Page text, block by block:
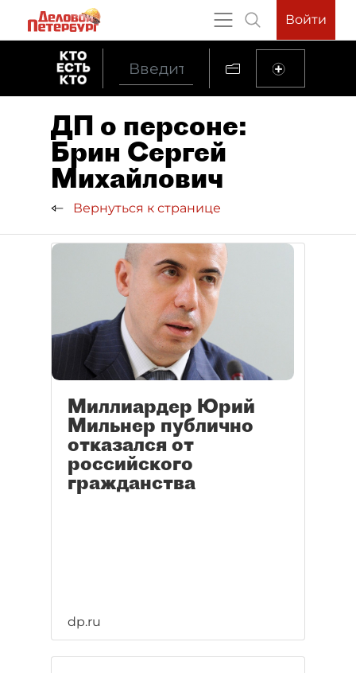
Войти
ДП о персоне:
Брин Сергей
Михайлович
Вернуться к странице
Миллиардер Юрий
Мильнер публично
отказался от
российского
гражданства
dp.ru